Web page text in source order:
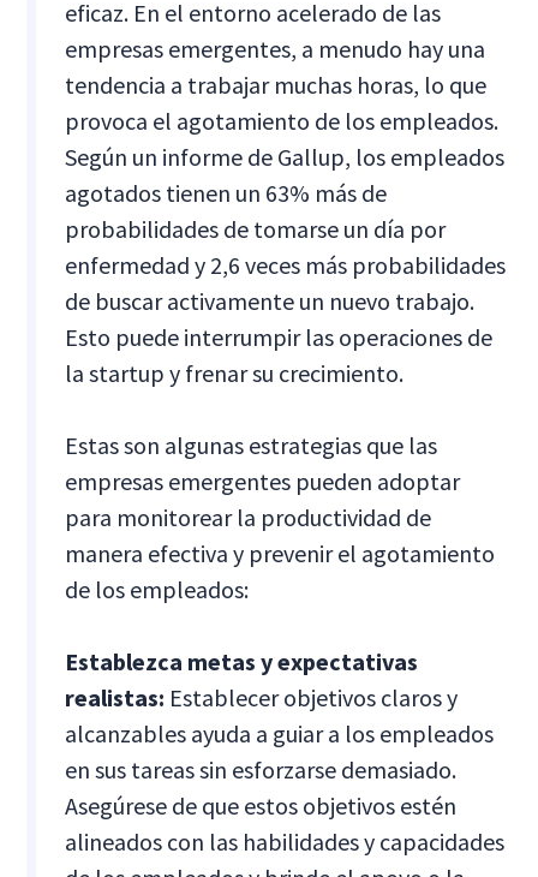
eficaz. En el entorno acelerado de las
empresas emergentes, a menudo hay una
tendencia a trabajar muchas horas, lo que
provoca el agotamiento de los empleados.
Según un informe de Gallup, los empleados
agotados tienen un 63% más de
probabilidades de tomarse un día por
enfermedad y 2,6 veces más probabilidades
de buscar activamente un nuevo trabajo.
Esto puede interrumpir las operaciones de
la startup y frenar su crecimiento.
Estas son algunas estrategias que las
empresas emergentes pueden adoptar
para monitorear la productividad de
manera efectiva y prevenir el agotamiento
de los empleados:
Establezca metas y expectativas
realistas: Establecer objetivos claros y
alcanzables ayuda a guiar a los empleados
en sus tareas sin esforzarse demasiado.
Asegúrese de que estos objetivos estén
alineados con las habilidades y capacidades